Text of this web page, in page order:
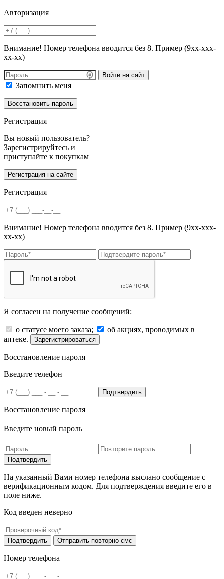
Авторизация
Внимание! Номер телефона вводится без 8. Пример (9хх-ххх-
хх-хх)
Войти на сайт
Запомнить меня
Регистрация
Вы новый пользователь?
Зарегистрируйтесь и
приступайте к покупкам
Регистрация
Внимание! Номер телефона вводится без 8. Пример (9хх-ххх-
хх-хх)
Я согласен на получение сообщений:
о статусе моего заказа;
об акциях, проводимых в
аптеке.
Зарегистрироваться
Восстановление пароля
Введите телефон
Подтвердить
Восстановление пароля
Введите новый пароль
На указанный Вами номер телефона выслано сообщение с
верификационным кодом. Для подтверждения введите его в
поле ниже.
Код введен неверно
Номер телефона